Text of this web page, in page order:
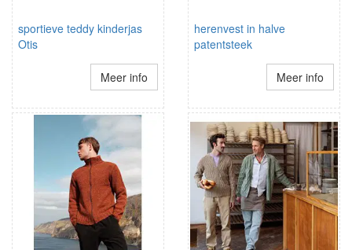
sportieve teddy kinderjas
Otis
Meer info
herenvest in halve
patentsteek
Meer info